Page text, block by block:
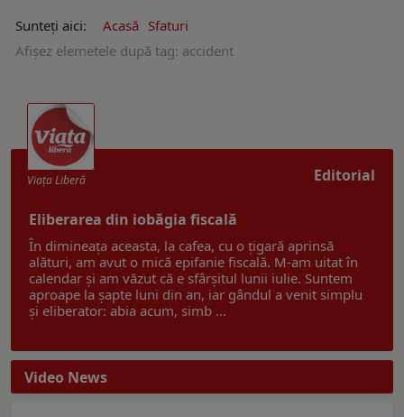
Sunteți aici: Acasă Sfaturi
Afişez elemetele după tag: accident
Editorial
Viaţa Liberă
Eliberarea din iobăgia fiscală
În dimineața aceasta, la cafea, cu o țigară aprinsă
alături, am avut o mică epifanie fiscală. M-am uitat în
calendar și am văzut că e sfârșitul lunii iulie. Suntem
aproape la șapte luni din an, iar gândul a venit simplu
și eliberator: abia acum, simb ...
Video News